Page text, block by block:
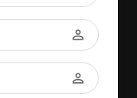
perm_identity
perm_identity